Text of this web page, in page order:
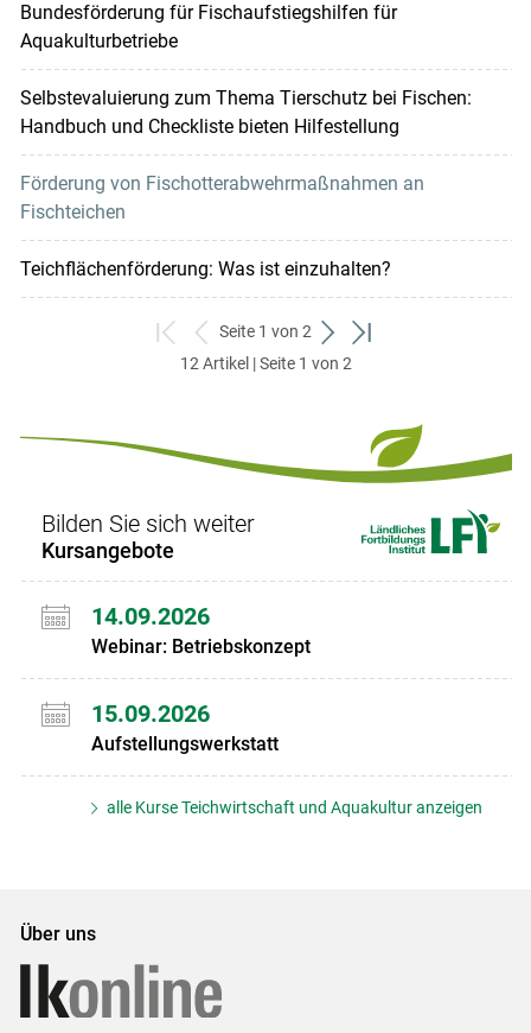
Bundesförderung für Fischaufstiegshilfen für
Aquakulturbetriebe
Selbstevaluierung zum Thema Tierschutz bei Fischen:
Handbuch und Checkliste bieten Hilfestellung
Förderung von Fischotterabwehrmaßnahmen an
Fischteichen
Teichflächenförderung: Was ist einzuhalten?
zum
ersten
zurück
zum
Seite 1 von 2
weiter
zum
zum
12 Artikel | Seite 1 von 2
Bilden Sie sich weiter
Kursangebote
14.09.2026
Webinar: Betriebskonzept
15.09.2026
Aufstellungswerkstatt
alle Kurse Teichwirtschaft und Aquakultur anzeigen
Über uns